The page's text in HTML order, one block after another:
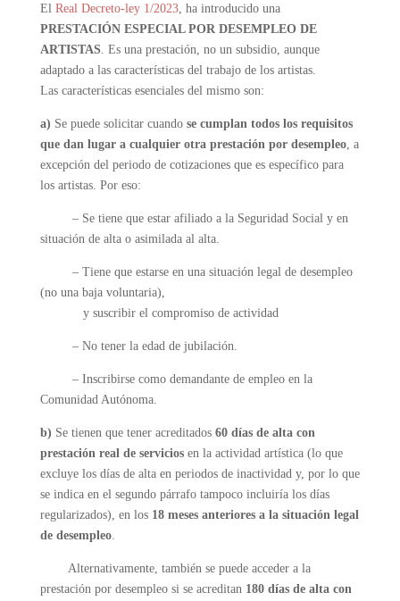
El Real Decreto-ley 1/2023, ha introducido una
PRESTACIÓN ESPECIAL POR DESEMPLEO DE
ARTISTAS . Es una prestación, no un subsidio, aunque
adaptado a las características del trabajo de los artistas.
Las características esenciales del mismo son:
a) Se puede solicitar cuando se cumplan todos los requisitos
que dan lugar a cualquier otra prestación por desempleo, a
excepción del periodo de cotizaciones que es específico para
los artistas. Por eso:
– Se tiene que estar afiliado a la Seguridad Social y en
situación de alta o asimilada al alta.
– Tiene que estarse en una situación legal de desempleo
(no una baja voluntaria),
y suscribir el compromiso de actividad
– No tener la edad de jubilación.
– Inscribirse como demandante de empleo en la
Comunidad Autónoma.
b) Se tienen que tener acreditados 60 días de alta con
prestación real de serviciosen la actividad artística (lo que
excluye los días de alta en periodos de inactividad y, por lo que
se indica en el segundo párrafo tampoco incluiría los días
regularizados), en los 18 meses anteriores a la situación legal
de desempleo.
Alternativamente, también se puede acceder a la
prestación por desempleo si se acreditan 180 días de alta con